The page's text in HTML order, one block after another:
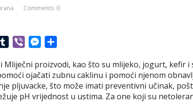
Comments: 0
m
b
l
r
b
e
r
M
s
s
e
n
a
r
e
Mliječni proizvodi, kao što su mlijeko, jogurt, kefir i
ojačati zubnu caklinu i pomoći njenom
pljuvacke, što može imati preventivni učinak,
pH vrijednost u ustima. Za one koji su